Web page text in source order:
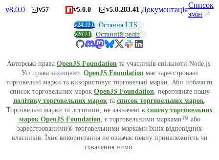
v8.0.0 v57 v5.0.0 v5.8.283.41 Документація
Список
змін
v24.19.0 Остання LTS
v26.7.0 Останній реліз
Авторські права OpenJS Foundation та учасників спільноти Node.js.
Усі права захищено. OpenJS Foundation має зареєстровані
торговельні марки та використовує торговельні марки. Аби побачити
список торговельних марок OpenJS Foundation , перегляньте нашу
політику торговельних марок та список торговельних марок
Торговельні марки та логотипи, не зазначені в списку торговельних
марок OpenJS Foundation , є торговельними марками™ або
зареєстрованими® торговельними марками їхніх відповідних
власників. Їхнє використання не означає певну приналежність чи
схвалення ними.